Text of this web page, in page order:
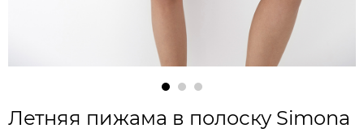
Летняя пижама в полоску Simona